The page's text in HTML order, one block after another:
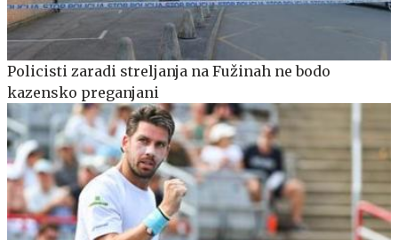
Policisti zaradi streljanja na Fužinah ne bodo
kazensko preganjani